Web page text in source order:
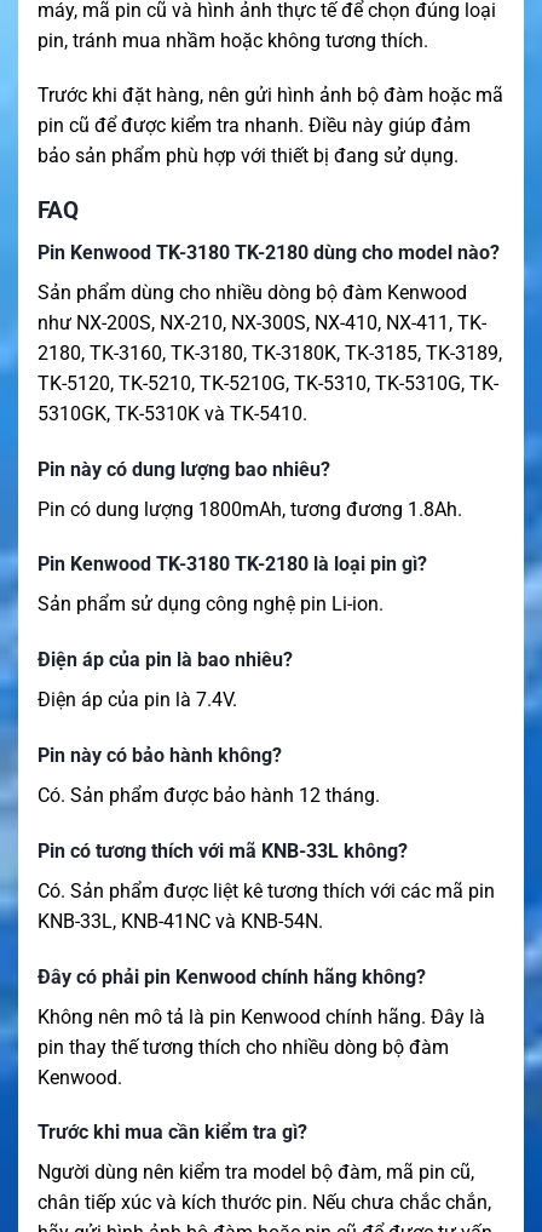
máy, mã pin cũ và hình ảnh thực tế để chọn đúng loại
pin, tránh mua nhầm hoặc không tương thích.
Trước khi đặt hàng, nên gửi hình ảnh bộ đàm hoặc mã
pin cũ để được kiểm tra nhanh. Điều này giúp đảm
bảo sản phẩm phù hợp với thiết bị đang sử dụng.
FAQ
Pin Kenwood TK-3180 TK-2180 dùng cho model nào?
Sản phẩm dùng cho nhiều dòng bộ đàm Kenwood
như NX-200S, NX-210, NX-300S, NX-410, NX-411, TK-
2180, TK-3160, TK-3180, TK-3180K, TK-3185, TK-3189,
TK-5120, TK-5210, TK-5210G, TK-5310, TK-5310G, TK-
5310GK, TK-5310K và TK-5410.
Pin này có dung lượng bao nhiêu?
Pin có dung lượng 1800mAh, tương đương 1.8Ah.
Pin Kenwood TK-3180 TK-2180 là loại pin gì?
Sản phẩm sử dụng công nghệ pin Li-ion.
Điện áp của pin là bao nhiêu?
Điện áp của pin là 7.4V.
Pin này có bảo hành không?
Có. Sản phẩm được bảo hành 12 tháng.
Pin có tương thích với mã KNB-33L không?
Có. Sản phẩm được liệt kê tương thích với các mã pin
KNB-33L, KNB-41NC và KNB-54N.
Đây có phải pin Kenwood chính hãng không?
Không nên mô tả là pin Kenwood chính hãng. Đây là
pin thay thế tương thích cho nhiều dòng bộ đàm
Kenwood.
Trước khi mua cần kiểm tra gì?
Người dùng nên kiểm tra model bộ đàm, mã pin cũ,
chân tiếp xúc và kích thước pin. Nếu chưa chắc chắn,